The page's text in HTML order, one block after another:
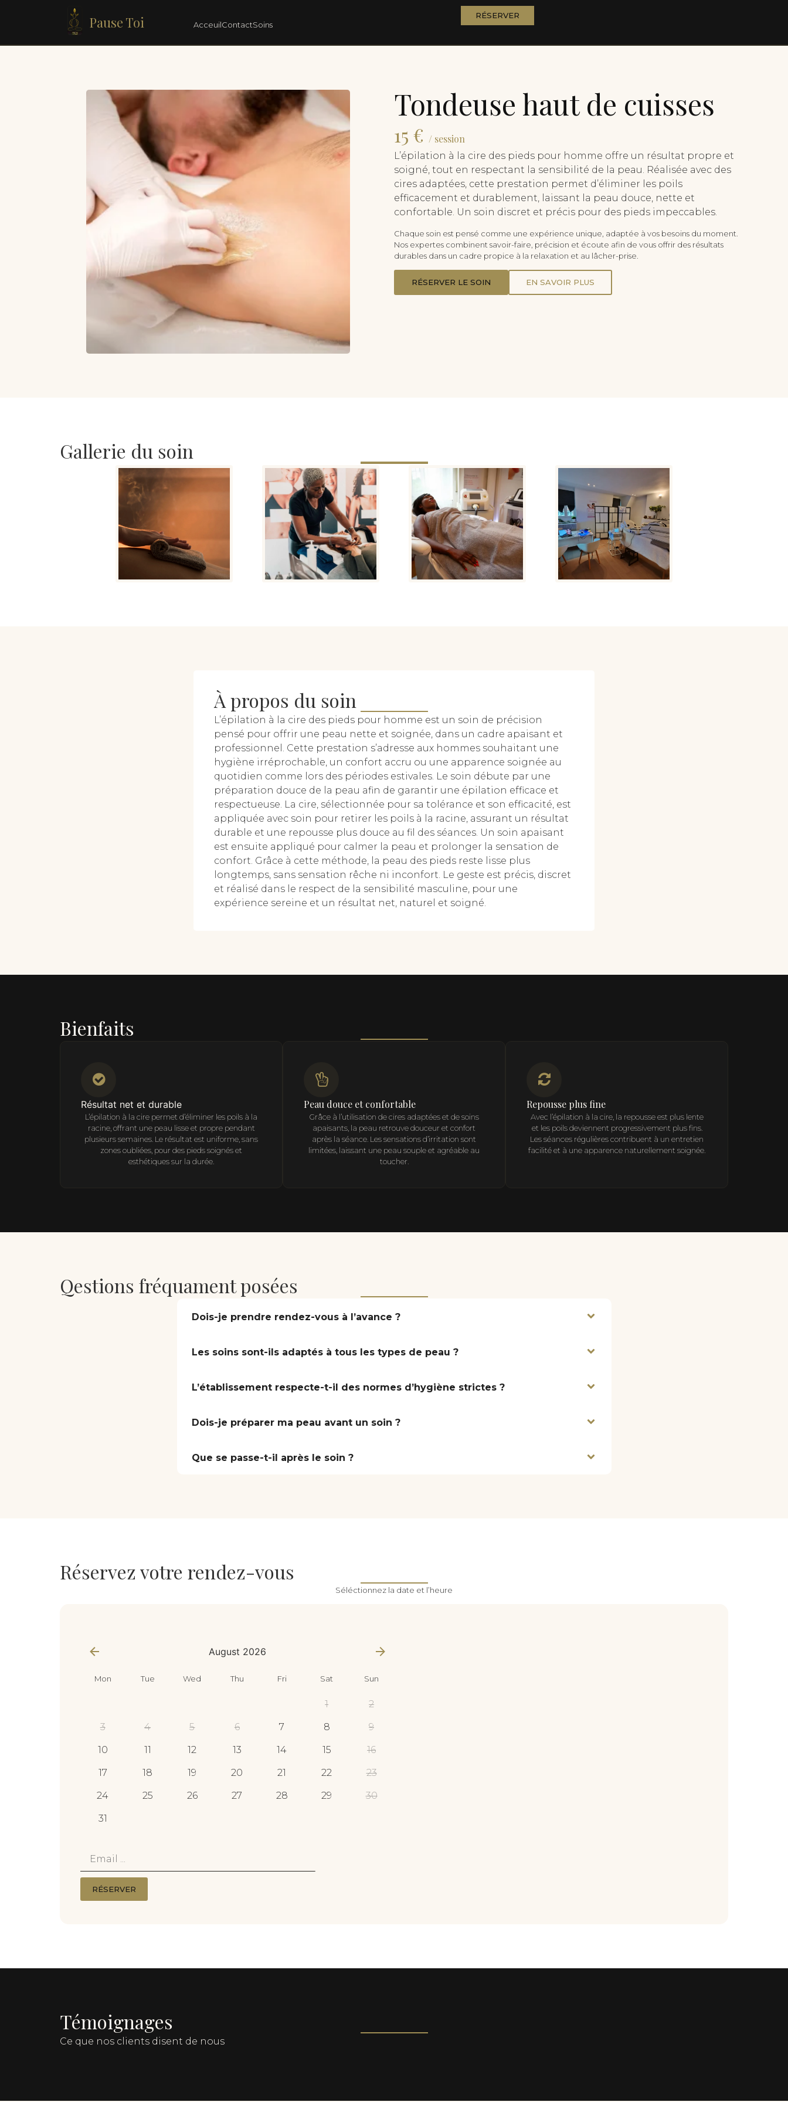
Pause Toi AcceuilContactSoins
RÉSERVER
Tondeuse haut de cuisses
15 € / session
L’épilation à la cire des pieds pour homme offre un résultat propre et
soigné, tout en respectant la sensibilité de la peau. Réalisée avec des
cires adaptées, cette prestation permet d’éliminer les poils
efficacement et durablement, laissant la peau douce, nette et
confortable. Un soin discret et précis pour des pieds impeccables.
Chaque soin est pensé comme une expérience unique, adaptée à vos besoins du moment.
Nos expertes combinent savoir-faire, précision et écoute afin de vous offrir des résultats
durables dans un cadre propice à la relaxation et au lâcher-prise.
RÉSERVER LE SOIN EN SAVOIR PLUS
Gallerie du soin
À propos du soin
L’épilation à la cire des pieds pour homme est un soin de précision
pensé pour offrir une peau nette et soignée, dans un cadre apaisant et
professionnel. Cette prestation s’adresse aux hommes souhaitant une
hygiène irréprochable, un confort accru ou une apparence soignée au
quotidien comme lors des périodes estivales. Le soin débute par une
préparation douce de la peau afin de garantir une épilation efficace et
respectueuse. La cire, sélectionnée pour sa tolérance et son efficacité, est
appliquée avec soin pour retirer les poils à la racine, assurant un résultat
durable et une repousse plus douce au fil des séances. Un soin apaisant
est ensuite appliqué pour calmer la peau et prolonger la sensation de
confort. Grâce à cette méthode, la peau des pieds reste lisse plus
longtemps, sans sensation rêche ni inconfort. Le geste est précis, discret
et réalisé dans le respect de la sensibilité masculine, pour une
expérience sereine et un résultat net, naturel et soigné.
Bienfaits
Résultat net et durable
L’épilation à la cire permet d’éliminer les poils à la
racine, offrant une peau lisse et propre pendant
plusieurs semaines. Le résultat est uniforme, sans
zones oubliées, pour des pieds soignés et
esthétiques sur la durée.
Peau douce et confortable
Grâce à l’utilisation de cires adaptées et de soins
apaisants, la peau retrouve douceur et confort
après la séance. Les sensations d’irritation sont
limitées, laissant une peau souple et agréable au
toucher.
Repousse plus fine
Avec l’épilation à la cire, la repousse est plus lente
et les poils deviennent progressivement plus fins.
Les séances régulières contribuent à un entretien
facilité et à une apparence naturellement soignée.
Qestions fréquament posées
Dois-je prendre rendez-vous à l’avance ?
Les soins sont-ils adaptés à tous les types de peau ?
L’établissement respecte-t-il des normes d’hygiène strictes ?
Dois-je préparer ma peau avant un soin ?
Que se passe-t-il après le soin ?
Réservez votre rendez-vous
Séléctionnez la date et l’heure
August 2026
Mon Tue Wed Thu Fri Sat Sun
1 2
3 4 5 6 7 8 9
10 11 12 13 14 15 16
17 18 19 20 21 22 23
24 25 26 27 28 29 30
31
RÉSERVER
Témoignages
Ce que nos clients disent de nous